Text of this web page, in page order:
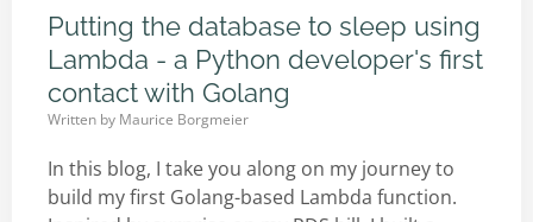
Putting the database to sleep using
Lambda - a Python developer's first
contact with Golang
Written by Maurice Borgmeier
In this blog, I take you along on my journey to
build my first Golang-based Lambda function.